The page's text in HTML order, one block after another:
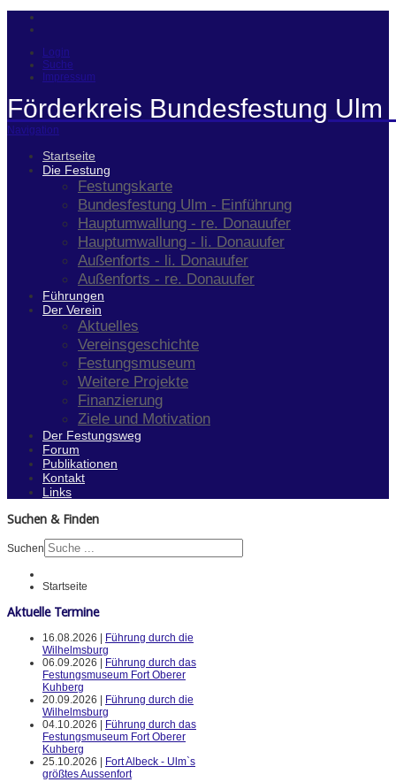
Login
Suche
Impressum
Förderkreis Bundesfestung Ulm
Navigation
Startseite
Die Festung
Festungskarte
Bundesfestung Ulm - Einführung
Hauptumwallung - re. Donauufer
Hauptumwallung - li. Donauufer
Außenforts - li. Donauufer
Außenforts - re. Donauufer
Führungen
Der Verein
Aktuelles
Vereinsgeschichte
Festungsmuseum
Weitere Projekte
Finanzierung
Ziele und Motivation
Der Festungsweg
Forum
Publikationen
Kontakt
Links
Suchen & Finden
Suchen
Startseite
Aktuelle Termine
16.08.2026 |
Führung durch die
Wilhelmsburg
06.09.2026 |
Führung durch das
Festungsmuseum Fort Oberer
Kuhberg
20.09.2026 |
Führung durch die
Wilhelmsburg
04.10.2026 |
Führung durch das
Festungsmuseum Fort Oberer
Kuhberg
25.10.2026 |
Fort Albeck - Ulm`s
größtes Aussenfort